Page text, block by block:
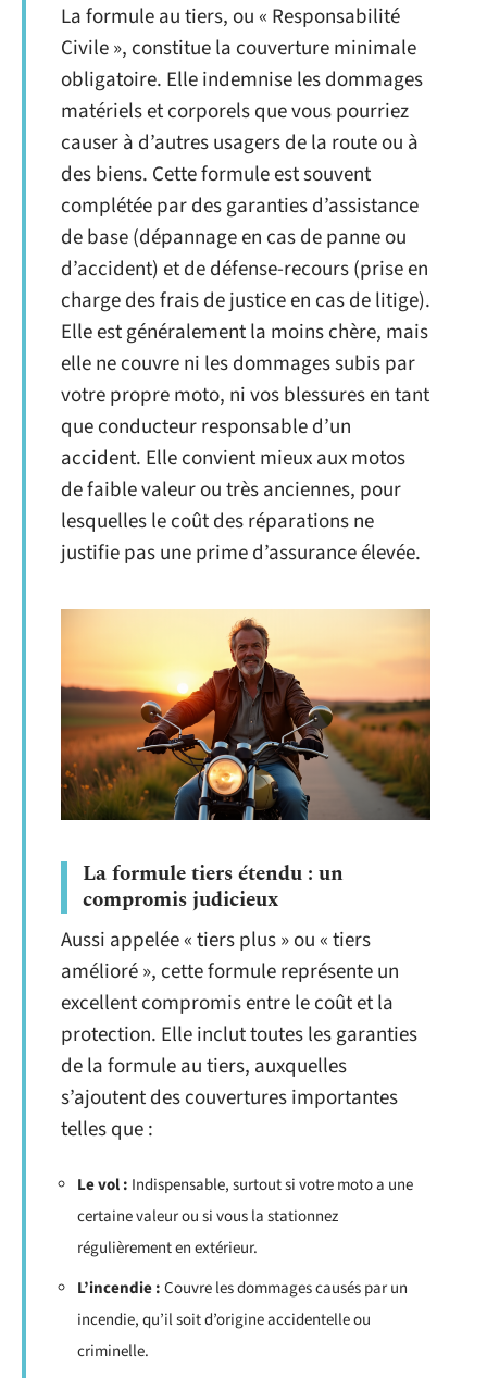
La formule au tiers, ou « Responsabilité
Civile », constitue la couverture minimale
obligatoire. Elle indemnise les dommages
matériels et corporels que vous pourriez
causer à d’autres usagers de la route ou à
des biens. Cette formule est souvent
complétée par des garanties d’assistance
de base (dépannage en cas de panne ou
d’accident) et de défense-recours (prise en
charge des frais de justice en cas de litige).
Elle est généralement la moins chère, mais
elle ne couvre ni les dommages subis par
votre propre moto, ni vos blessures en tant
que conducteur responsable d’un
accident. Elle convient mieux aux motos
de faible valeur ou très anciennes, pour
lesquelles le coût des réparations ne
justifie pas une prime d’assurance élevée.
La formule tiers étendu : un
compromis judicieux
Aussi appelée « tiers plus » ou « tiers
amélioré », cette formule représente un
excellent compromis entre le coût et la
protection. Elle inclut toutes les garanties
de la formule au tiers, auxquelles
s’ajoutent des couvertures importantes
telles que :
Le vol : Indispensable, surtout si votre moto a une
certaine valeur ou si vous la stationnez
régulièrement en extérieur.
L’incendie :Couvre les dommages causés par un
incendie, qu’il soit d’origine accidentelle ou
criminelle.